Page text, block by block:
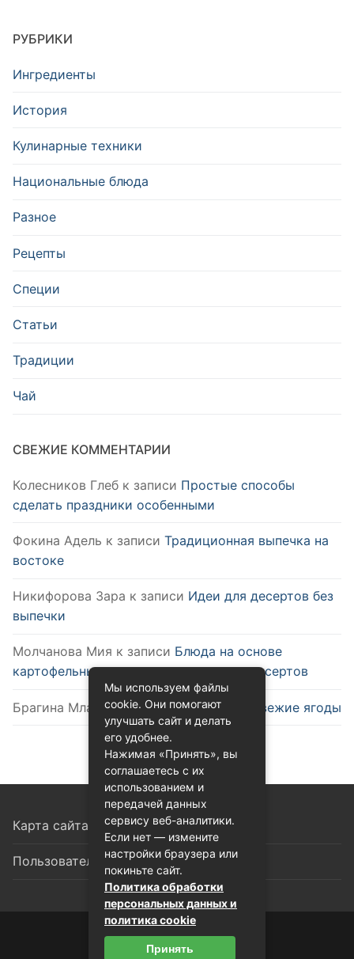
РУБРИКИ
Ингредиенты
История
Кулинарные техники
Национальные блюда
Разное
Рецепты
Специи
Статьи
Традиции
Чай
СВЕЖИЕ КОММЕНТАРИИ
Колесников Глеб к записи Простые способы
сделать праздники особенными
Фокина Адель к записи Традиционная выпечка на
востоке
Никифорова Зара к записи Идеи для десертов без
выпечки
Молчанова Мия к записи Блюда на основе
картофельных чипсов: от закусок до десертов
Брагина Младак записиКак выбрать свежие ягоды
Карта сайта
Пользовательское соглашение
© 2026 Восточная кухня
Мы используем файлы
cookie. Они помогают
улучшать сайт и делать
его удобнее.
Нажимая «Принять», вы
соглашаетесь с их
использованием и
передачей данных
сервису веб-аналитики.
Если нет — измените
настройки браузера или
покиньте сайт.
Политика обработки
персональных данных и
политика cookie
Принять